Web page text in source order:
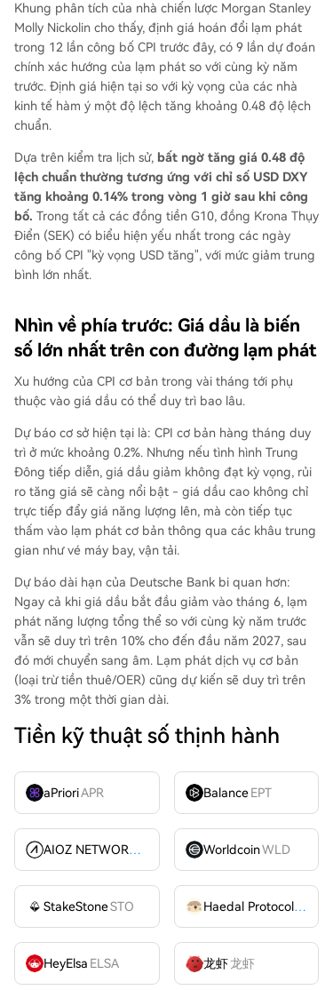
Khung phân tích của nhà chiến lược Morgan Stanley
Molly Nickolin cho thấy, định giá hoán đổi lạm phát
trong 12 lần công bố CPI trước đây, có 9 lần dự đoán
chính xác hướng của lạm phát so với cùng kỳ năm
trước. Định giá hiện tại so với kỳ vọng của các nhà
kinh tế hàm ý một độ lệch tăng khoảng 0.48 độ lệch
chuẩn.
Dựa trên kiểm tra lịch sử, bất ngờ tăng giá 0.48 độ
lệch chuẩn thường tương ứng với chỉ số USD DXY
tăng khoảng 0.14% trong vòng 1 giờ sau khi công
bố. Trong tất cả các đồng tiền G10, đồng Krona Thụy
Điển (SEK) có biểu hiện yếu nhất trong các ngày
công bố CPI "kỳ vọng USD tăng", với mức giảm trung
bình lớn nhất.
Nhìn về phía trước: Giá dầu là biến
số lớn nhất trên con đường lạm phát
Xu hướng của CPI cơ bản trong vài tháng tới phụ
thuộc vào giá dầu có thể duy trì bao lâu.
Dự báo cơ sở hiện tại là: CPI cơ bản hàng tháng duy
trì ở mức khoảng 0.2%. Nhưng nếu tình hình Trung
Đông tiếp diễn, giá dầu giảm không đạt kỳ vọng, rủi
ro tăng giá sẽ càng nổi bật - giá dầu cao không chỉ
trực tiếp đẩy giá năng lượng lên, mà còn tiếp tục
thấm vào lạm phát cơ bản thông qua các khâu trung
gian như vé máy bay, vận tải.
Dự báo dài hạn của Deutsche Bank bi quan hơn:
Ngay cả khi giá dầu bắt đầu giảm vào tháng 6, lạm
phát năng lượng tổng thể so với cùng kỳ năm trước
vẫn sẽ duy trì trên 10% cho đến đầu năm 2027, sau
đó mới chuyển sang âm. Lạm phát dịch vụ cơ bản
(loại trừ tiền thuê/OER) cũng dự kiến sẽ duy trì trên
3% trong một thời gian dài.
Tiền kỹ thuật số thịnh hành
aPrioriAPR Balance EPT
AIOZ NETWORK INC AIOZ WorldcoinWLD
StakeStoneSTO Haedal Protocol
HeyElsa ELSA 龙虾龙虾